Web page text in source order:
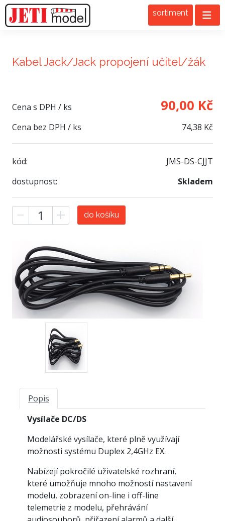
sortiment
Kabel Jack/Jack propojení učitel/žák
Cena s DPH / ks 90,00 Kč
Cena bez DPH / ks 74,38 Kč
kód:
JMS-DS-CJJT
dostupnost:
Skladem
do košíku
Popis
Vysílače DC/DS
Modelářské vysílače, které plně využívají
možnosti systému Duplex 2,4GHz EX.
Nabízejí pokročilé uživatelské rozhraní,
které umožňuje mnoho možností nastavení
modelu, zobrazení on-line i off-line
telemetrie z modelu, přehrávání